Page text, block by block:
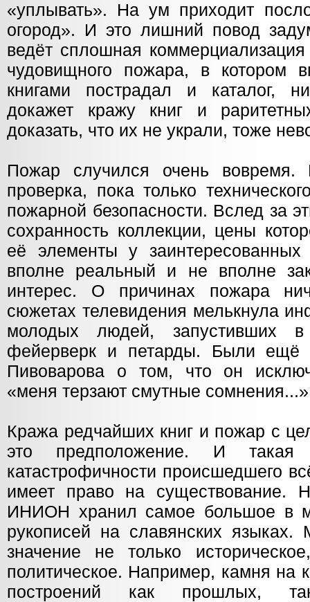
«уплывать». На ум приходит
огород». И это лишний повод
ведёт сплошная
чудовищного пожара, в котором
книгами пострадал и каталог,
докажет кражу книг и
доказать, что их не украли, тоже
Пожар случился очень вовремя.
проверка, пока только
пожарной безопасности. Вслед за
сохранность коллекции, цены
её элементы у
вполне реальный и не вполне
интерес. О причинах пожара
сюжетах телевидения мелькнула
молодых людей, запустивших в
фейерверк и петарды. Были ещё
Пивоварова о том, что он
«меня терзают смутные сомнения...»
Кража редчайших книг и пожар с
это предположение. И
катастрофичности происшедшего
имеет право на
ИНИОН хранил самое большое в
рукописей на славянских
значение не только
политическое. Например, камня на
построений как прошлых,